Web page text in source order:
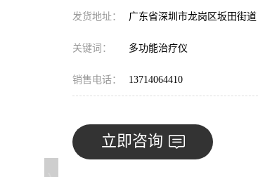
发货地址： 广东省深圳市龙岗区坂田街道
关键词： 多功能治疗仪
销售电话： 13714064410
立即咨询